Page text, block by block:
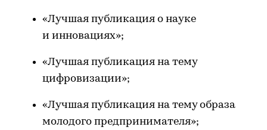
«Лучшая публикация о науке
и инновациях»;
«Лучшая публикация на тему
цифровизации»;
«Лучшая публикация на тему образа
молодого предпринимателя»;